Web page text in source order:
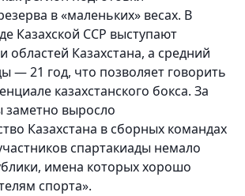
в «маленьких» весах. В
Казахской ССР выступают
областей Казахстана, а средний
— 21 год, что позволяет говорить
казахстанского бокса. За
заметно выросло
Казахстана в сборных командах
спартакиады немало
имена которых хорошо
спорта».